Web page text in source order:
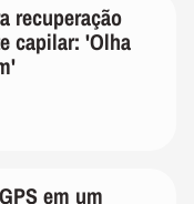
recuperação
capilar: 'Olha
em um